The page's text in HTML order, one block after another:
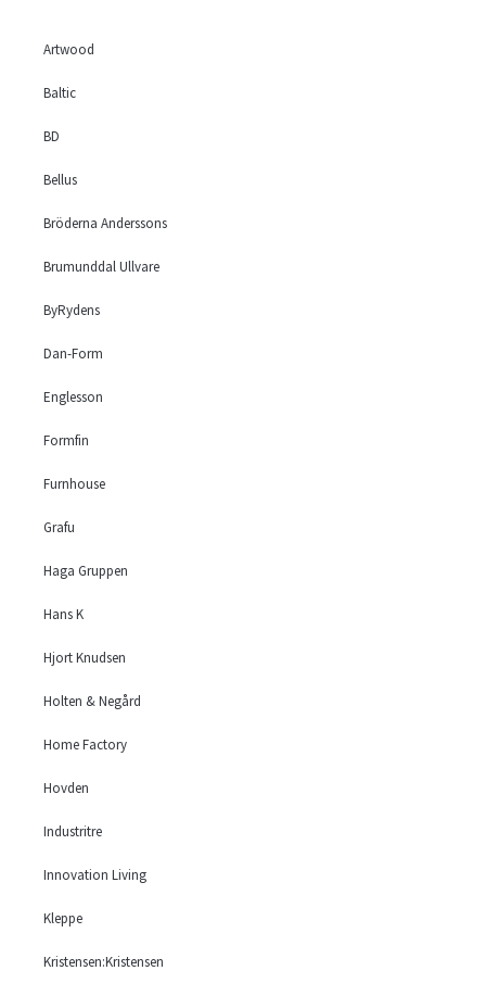
Artwood
Baltic
BD
Bellus
Bröderna Anderssons
Brumunddal Ullvare
ByRydens
Dan-Form
Englesson
Formfin
Furnhouse
Grafu
Haga Gruppen
Hans K
Hjort Knudsen
Holten & Negård
Home Factory
Hovden
Industritre
Innovation Living
Kleppe
Kristensen:Kristensen